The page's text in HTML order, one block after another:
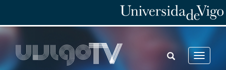
Toggle
TOGGLE
SEARCH